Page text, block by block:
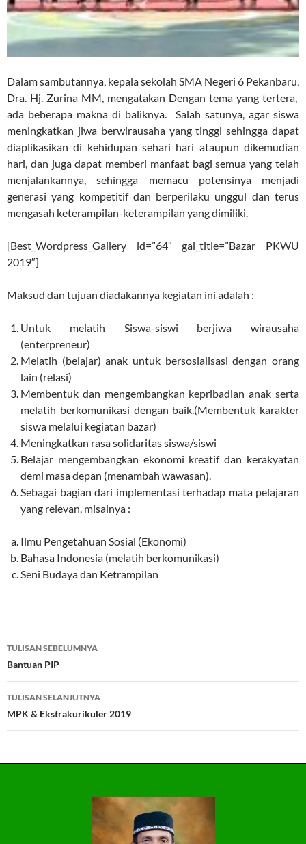
Dalam sambutannya, kepala sekolah SMA Negeri 6 Pekanbaru,
Dra. Hj. Zurina MM, mengatakan Dengan tema yang tertera,
ada beberapa makna di baliknya. Salah satunya, agar siswa
meningkatkan jiwa berwirausaha yang tinggi sehingga dapat
diaplikasikan di kehidupan sehari hari ataupun dikemudian
hari, dan juga dapat memberi manfaat bagi semua yang telah
menjalankannya, sehingga memacu potensinya menjadi
generasi yang kompetitif dan berperilaku unggul dan terus
mengasah keterampilan-keterampilan yang dimiliki.
[Best_Wordpress_Gallery id=”64″ gal_title=”Bazar PKWU
2019″]
Maksud dan tujuan diadakannya kegiatan ini adalah :
Untuk melatih Siswa-siswi berjiwa wirausaha
(enterpreneur)
Melatih (belajar) anak untuk bersosialisasi dengan orang
lain (relasi)
Membentuk dan mengembangkan kepribadian anak serta
melatih berkomunikasi dengan baik.(Membentuk karakter
siswa melalui kegiatan bazar)
Meningkatkan rasa solidaritas siswa/siswi
Belajar mengembangkan ekonomi kreatif dan kerakyatan
demi masa depan (menambah wawasan).
Sebagai bagian dari implementasi terhadap mata pelajaran
yang relevan, misalnya :
Ilmu Pengetahuan Sosial (Ekonomi)
Bahasa Indonesia (melatih berkomunikasi)
Seni Budaya dan Ketrampilan
Navigasi
Tulisan
TULISAN SEBELUMNYA
Bantuan PIP
TULISAN SELANJUTNYA
MPK & Ekstrakurikuler 2019